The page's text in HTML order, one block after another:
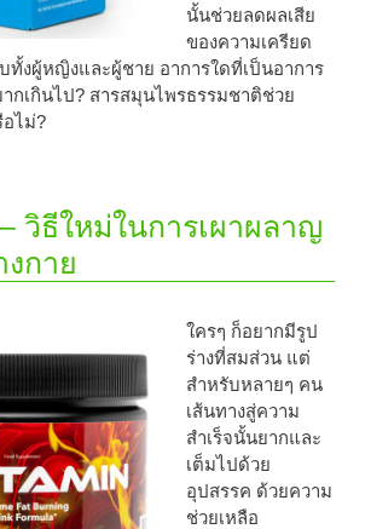
นั้นช่วยลดผลเสีย
ของความเครียด
ทั้งผู้หญิงและผู้ชาย อาการใดที่เป็นอาการ
กเกินไป? สารสมุนไพรธรรมชาติช่วย
ไม่?
วิธีใหม่ในการเผาผลาญ
กาย
ใครๆ ก็อยากมีรูป
ร่างที่สมส่วน แต่
สำหรับหลายๆ คน
เส้นทางสู่ความ
สำเร็จนั้นยากและ
เต็มไปด้วย
อุปสรรค ด้วยความ
ช่วยเหลือ